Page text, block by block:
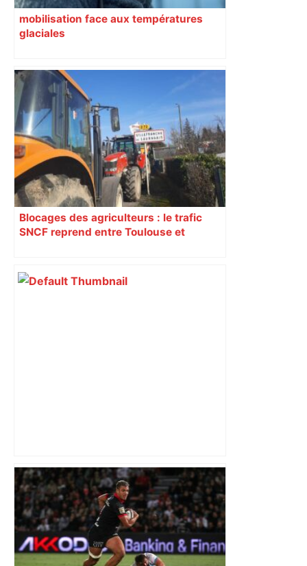
mobilisation face aux températures
glaciales
Blocages des agriculteurs : le trafic
SNCF reprend entre Toulouse et
Top 14: comment Perpignan a une
nouvelle fois fait tomber Toulouse? –
RMC Sport